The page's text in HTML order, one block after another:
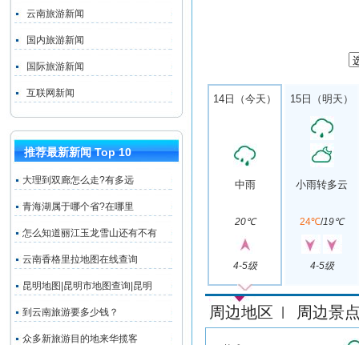
云南旅游新闻
国内旅游新闻
国际旅游新闻
互联网新闻
推荐最新新闻 Top 10
大理到双廊怎么走?有多远
青海湖属于哪个省?在哪里
怎么知道丽江玉龙雪山还有不有
云南香格里拉地图在线查询
昆明地图|昆明市地图查询|昆明
到云南旅游要多少钱？
众多新旅游目的地来华揽客
14日（今天）
中雨
20℃
4-5级
15日（明天）
小雨转多云
24℃/19℃
4-5级
周边地区 周边景